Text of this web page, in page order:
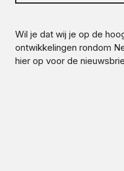
Wil je dat wij je op de
ontwikkelingen rondom
hier op voor de